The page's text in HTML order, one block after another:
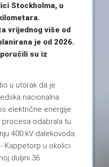
Stockholma, u
vrijednog više od
je od 2026.
su iz
u utorak da je
nacionalna
električne energije
procesa odabrala tu
400 kV dalekovoda
Kappetorp u okolici
duljini 36